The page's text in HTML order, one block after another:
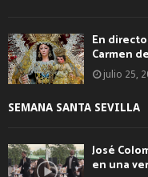
En
Carmen
julio 25,
SEMANA SANTA SEVILLA
José
en una